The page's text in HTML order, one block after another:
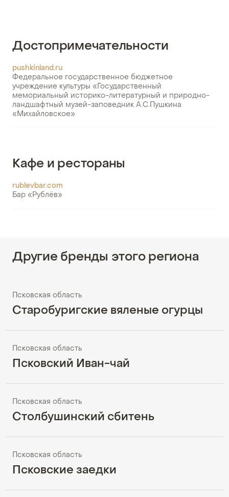
Достопримечательности
pushkinland.ru
Федеральное государственное бюджетное
учреждение культуры «Государственный
мемориальный историко-литературный и природно-
ландшафтный музей-заповедник А.С.Пушкина
«Михайловское»
Кафе и рестораны
rublevbar.com
Бар «Рублёв»
Другие бренды этого региона
Псковская область
Старобуригские вяленые огурцы
Псковская область
Псковский Иван-чай
Псковская область
Столбушинский сбитень
Псковская область
Псковские заедки